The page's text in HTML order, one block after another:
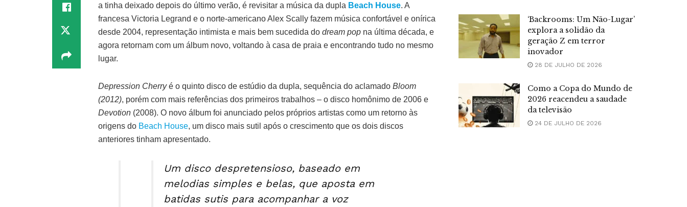
a tinha deixado depois do último verão, é revisitar a música da dupla Beach House. A
francesa Victoria Legrand e o norte-americano Alex Scally fazem música confortável e onírica
desde 2004, representação intimista e mais bem sucedida do dream pop na última década, e
agora retornam com um álbum novo, voltando à casa de praia e encontrando tudo no mesmo
lugar.
Depression Cherryé o quinto disco de estúdio da dupla, sequência do aclamado Bloom
(2012), porém com mais referências dos primeiros trabalhos – o disco homônimo de 2006 e
Devotion (2008). O novo álbum foi anunciado pelos próprios artistas como um retorno às
origens do Beach House, um disco mais sutil após o crescimento que os dois discos
anteriores tinham apresentado.
Um disco despretensioso, baseado em
melodias simples e belas, que aposta em
batidas sutis para acompanhar a voz
‘Backrooms: Um Não-Lugar’
explora a solidão da
geração Z em terror
inovador
28 DE JULHO DE 2026
Como a Copa do Mundo de
2026 reacendeu a saudade
da televisão
24 DE JULHO DE 2026